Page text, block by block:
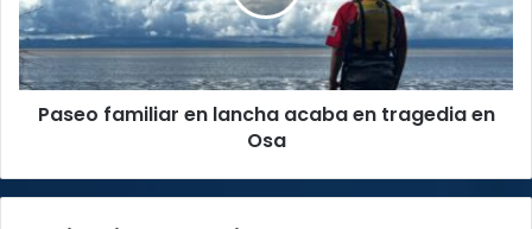
en
tragedia
en
Osa
Paseo familiar en lancha acaba en tragedia en
Osa